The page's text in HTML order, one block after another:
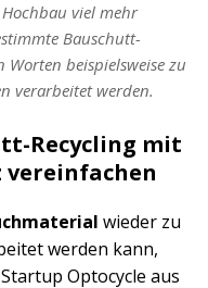
viel mehr
Bauschutt-
beispielsweise zu
verarbeitet werden.
Recycling mit
wieder zu
werden kann,
Optocycle aus